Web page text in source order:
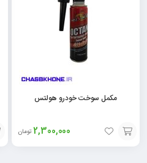
مکمل سوخت خودرو هولتس
2,300,000 تومان
افزودن